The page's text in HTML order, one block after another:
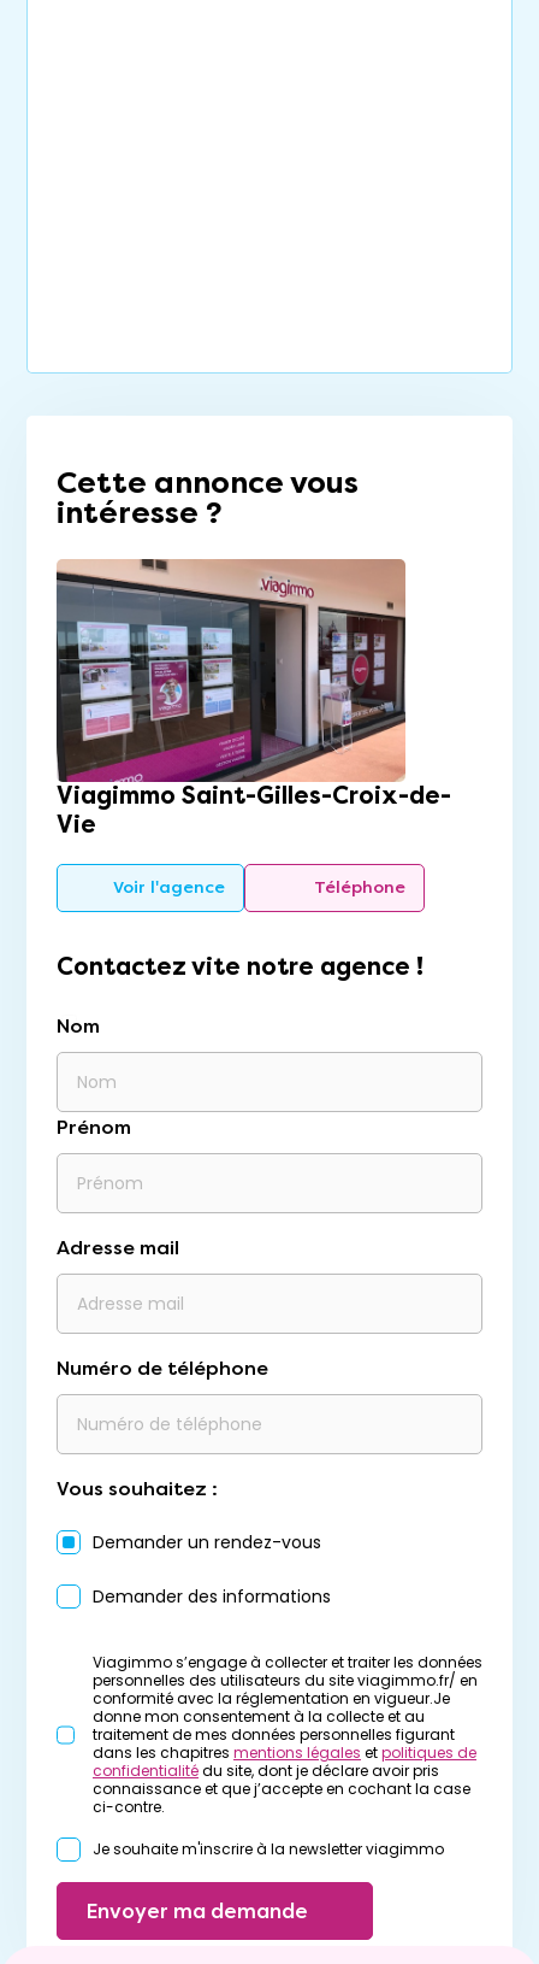
Cette annonce vous
intéresse ?
Viagimmo Saint-Gilles-Croix-de-
Vie
Voir l'agence Téléphone
Contactez vite notre agence !
Nom
Prénom
Adresse mail
Numéro de téléphone
Vous souhaitez :
Demander un rendez-vous
Demander des informations
Viagimmo s’engage à collecter et traiter les données
personnelles des utilisateurs du site viagimmo.fr/ en
conformité avec la réglementation en vigueur.Je
donne mon consentement à la collecte et au
traitement de mes données personnelles figurant
dans les chapitres mentions légales etpolitiques de
confidentialitédu site, dont je déclare avoir pris
connaissance et que j’accepte en cochant la case
ci-contre.
Je souhaite m'inscrire à la newsletter viagimmo
Envoyer ma demande